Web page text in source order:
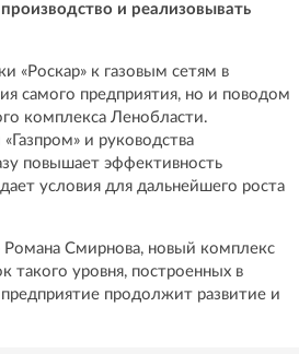
и реализовывать
«Роскар» к газовым сетям в
самого предприятия, но и поводом
комплекса Ленобласти.
и руководства
повышает эффективность
условия для дальнейшего роста
Романа Смирнова, новый комплекс
такого уровня, построенных в
продолжит развитие и